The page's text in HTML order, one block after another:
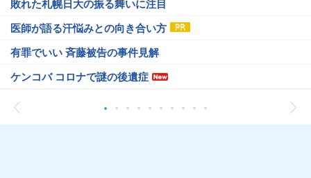
敗れた札幌日大の振る舞いに注目
医師が語る汗悩みとの向き合い方
有罪でいい 斉藤被告の事件見解
ケンコバ コロナで謎の後遺症